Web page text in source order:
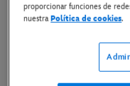
29 DE
proporcionar funciones de
nuestraPolítica de cookies.